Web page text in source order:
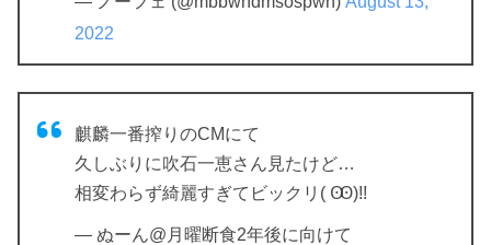
2022
麒麟一番搾りのCMにて
久しぶりに吹石一恵さん見たけど…
相変わらず綺麗すぎてビックリ( Ꙭ)!!
— ぬーん@月曜断食2年後に向けて